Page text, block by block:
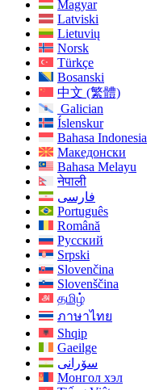
Magyar
Latviski
Lietuvių
Norsk
Türkçe
Bosanski
中文 (繁體)
Galician
Íslenskur
Bahasa Indonesia
Македонски
Bahasa Melayu
नेपाली
فارسی
Português
Română
Русский
Srpski
Slovenčina
Slovenščina
தமிழ்
ภาษาไทย
Shqip
Gaeilge
سۆرانی
Монгол хэл